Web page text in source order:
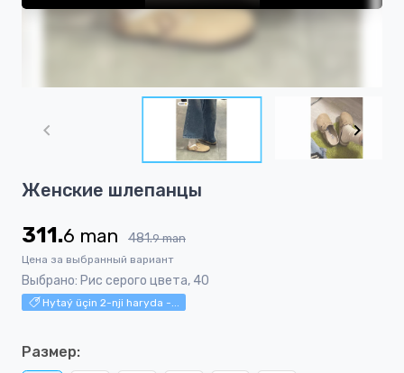
1
5
Женские шлепанцы
311.6 man 481.9 man
Цена за выбранный вариант
Выбрано: Рис серого цвета, 40
Hytaý üçin 2-nji haryda -...
Размер: